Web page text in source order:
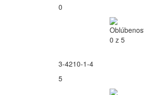
0
3-4210-1-4
5